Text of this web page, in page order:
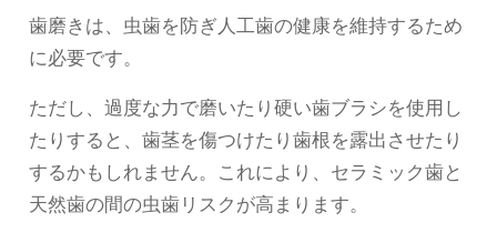
歯磨きは、虫歯を防ぎ人工歯の健康を維持するため
に必要です。
ただし、過度な力で磨いたり硬い歯ブラシを使用し
たりすると、歯茎を傷つけたり歯根を露出させたり
するかもしれません。これにより、セラミック歯と
天然歯の間の虫歯リスクが高まります。